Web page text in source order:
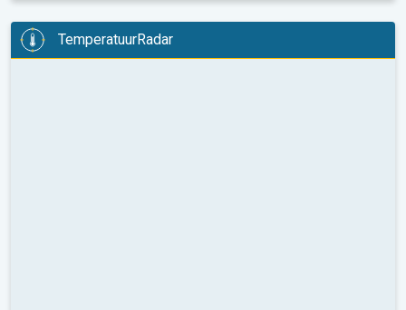
TemperatuurRadar